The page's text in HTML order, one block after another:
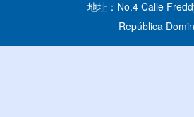
地址：No.4 Calle
República